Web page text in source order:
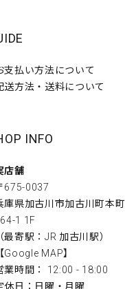
支払い方法について
送方法・送料について
INFO
店舗
675-0037
庫県加古川市加古川町本町
1 1F
（最寄駅：JR 加古川駅）
【Google MAP】
業時間： 12:00 - 18:00
休日：日曜・月曜